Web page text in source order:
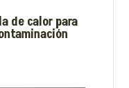
de calor para